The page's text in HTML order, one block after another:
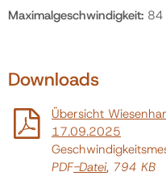
Maximalgeschwindigkeit:
Downloads
Übersicht
17.09.2025
PDF-Datei, 794 KB